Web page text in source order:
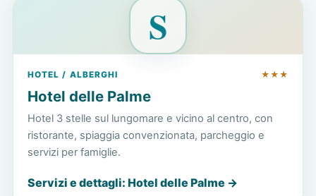
S
HOTEL / ALBERGHI ★★★
Hotel delle Palme
Hotel 3 stelle sul lungomare e vicino al centro, con
ristorante, spiaggia convenzionata, parcheggio e
servizi per famiglie.
Servizi e dettagli: Hotel delle Palme →